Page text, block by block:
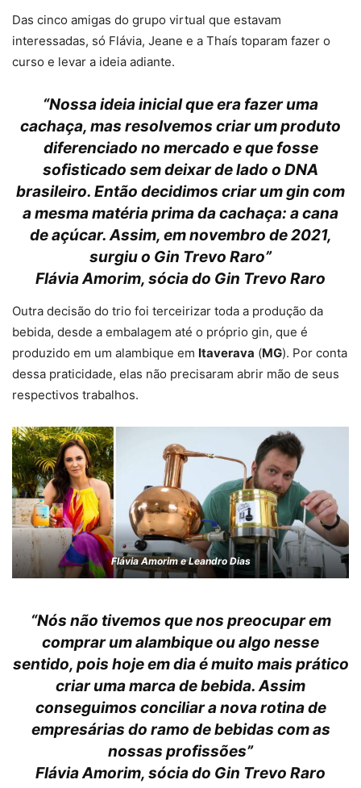
Das cinco amigas do grupo virtual que estavam
interessadas, só Flávia, Jeane e a Thaís toparam fazer o
curso e levar a ideia adiante.
“Nossa ideia inicial que era fazer uma
cachaça, mas resolvemos criar um produto
diferenciado no mercado e que fosse
sofisticado sem deixar de lado o DNA
brasileiro. Então decidimos criar um gin com
a mesma matéria prima da cachaça: a cana
de açúcar. Assim, em novembro de 2021,
surgiu o Gin Trevo Raro”
Flávia Amorim, sócia do Gin Trevo Raro
Outra decisão do trio foi terceirizar toda a produção da
bebida, desde a embalagem até o próprio gin, que é
produzido em um alambique em Itaverava (MG). Por conta
dessa praticidade, elas não precisaram abrir mão de seus
respectivos trabalhos.
Flávia Amorim e Leandro Dias
“Nós não tivemos que nos preocupar em
comprar um alambique ou algo nesse
sentido, pois hoje em dia é muito mais prático
criar uma marca de bebida. Assim
conseguimos conciliar a nova rotina de
empresárias do ramo de bebidas com as
nossas profissões”
Flávia Amorim, sócia do Gin Trevo Raro